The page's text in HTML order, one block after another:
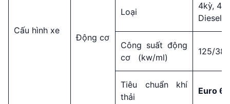
Cấu hình xe
Động cơ
Loại
4kỳ, 4
Diesel,
Công suất động
cơ (kw/ml)
125/
Tiêu chuẩn khí
thải
Euro 6